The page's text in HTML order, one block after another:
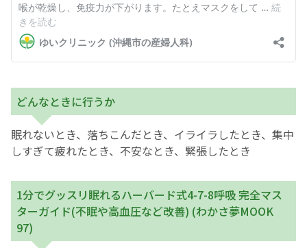
どんなときに行うか
眠れないとき、落ちこんだとき、イライラしたとき、集中
しすぎて疲れたとき、不安なとき、緊張したとき
1分でグッスリ眠れるハーバード式4-7-8呼吸 完全マス
ターガイド(不眠や高血圧など改善) (わかさ夢MOOK
97)